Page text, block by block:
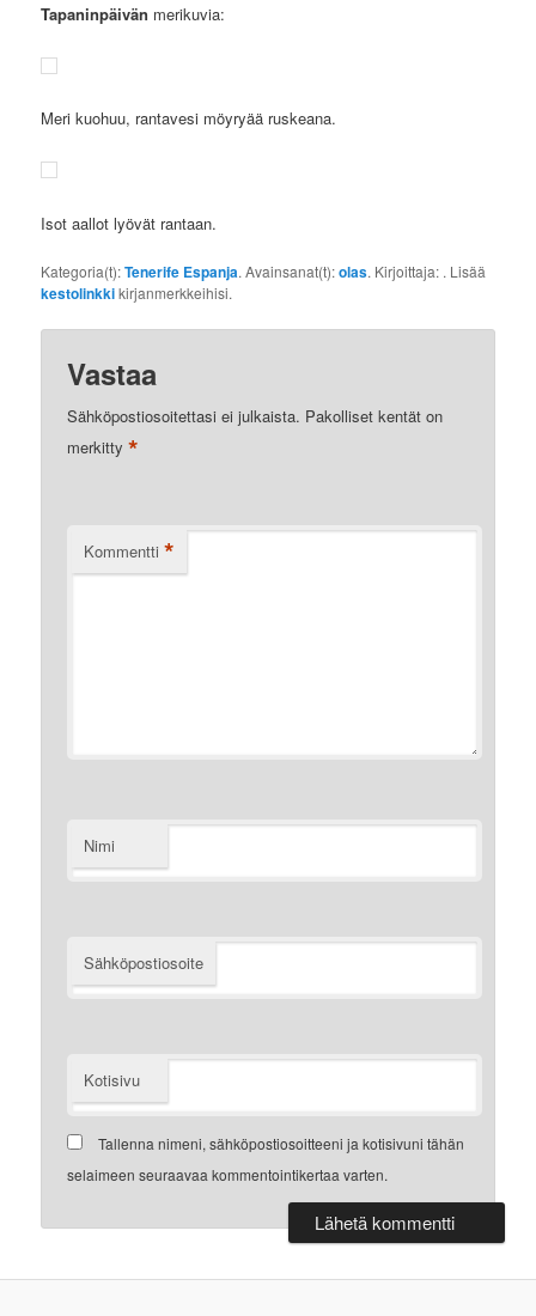
Tapaninpäivän merikuvia:
Meri kuohuu, rantavesi möyryää ruskeana.
Isot aallot lyövät rantaan.
Kategoria(t):Tenerife Espanja. Avainsanat(t):olas. Kirjoittaja: . Lisää
kestolinkkikirjanmerkkeihisi.
Vastaa
Sähköpostiosoitettasi ei julkaista. Pakolliset kentät on
merkitty*
Kommentti *
Nimi
Sähköpostiosoite
Kotisivu
Tallenna nimeni, sähköpostiosoitteeni ja kotisivuni tähän
selaimeen seuraavaa kommentointikertaa varten.